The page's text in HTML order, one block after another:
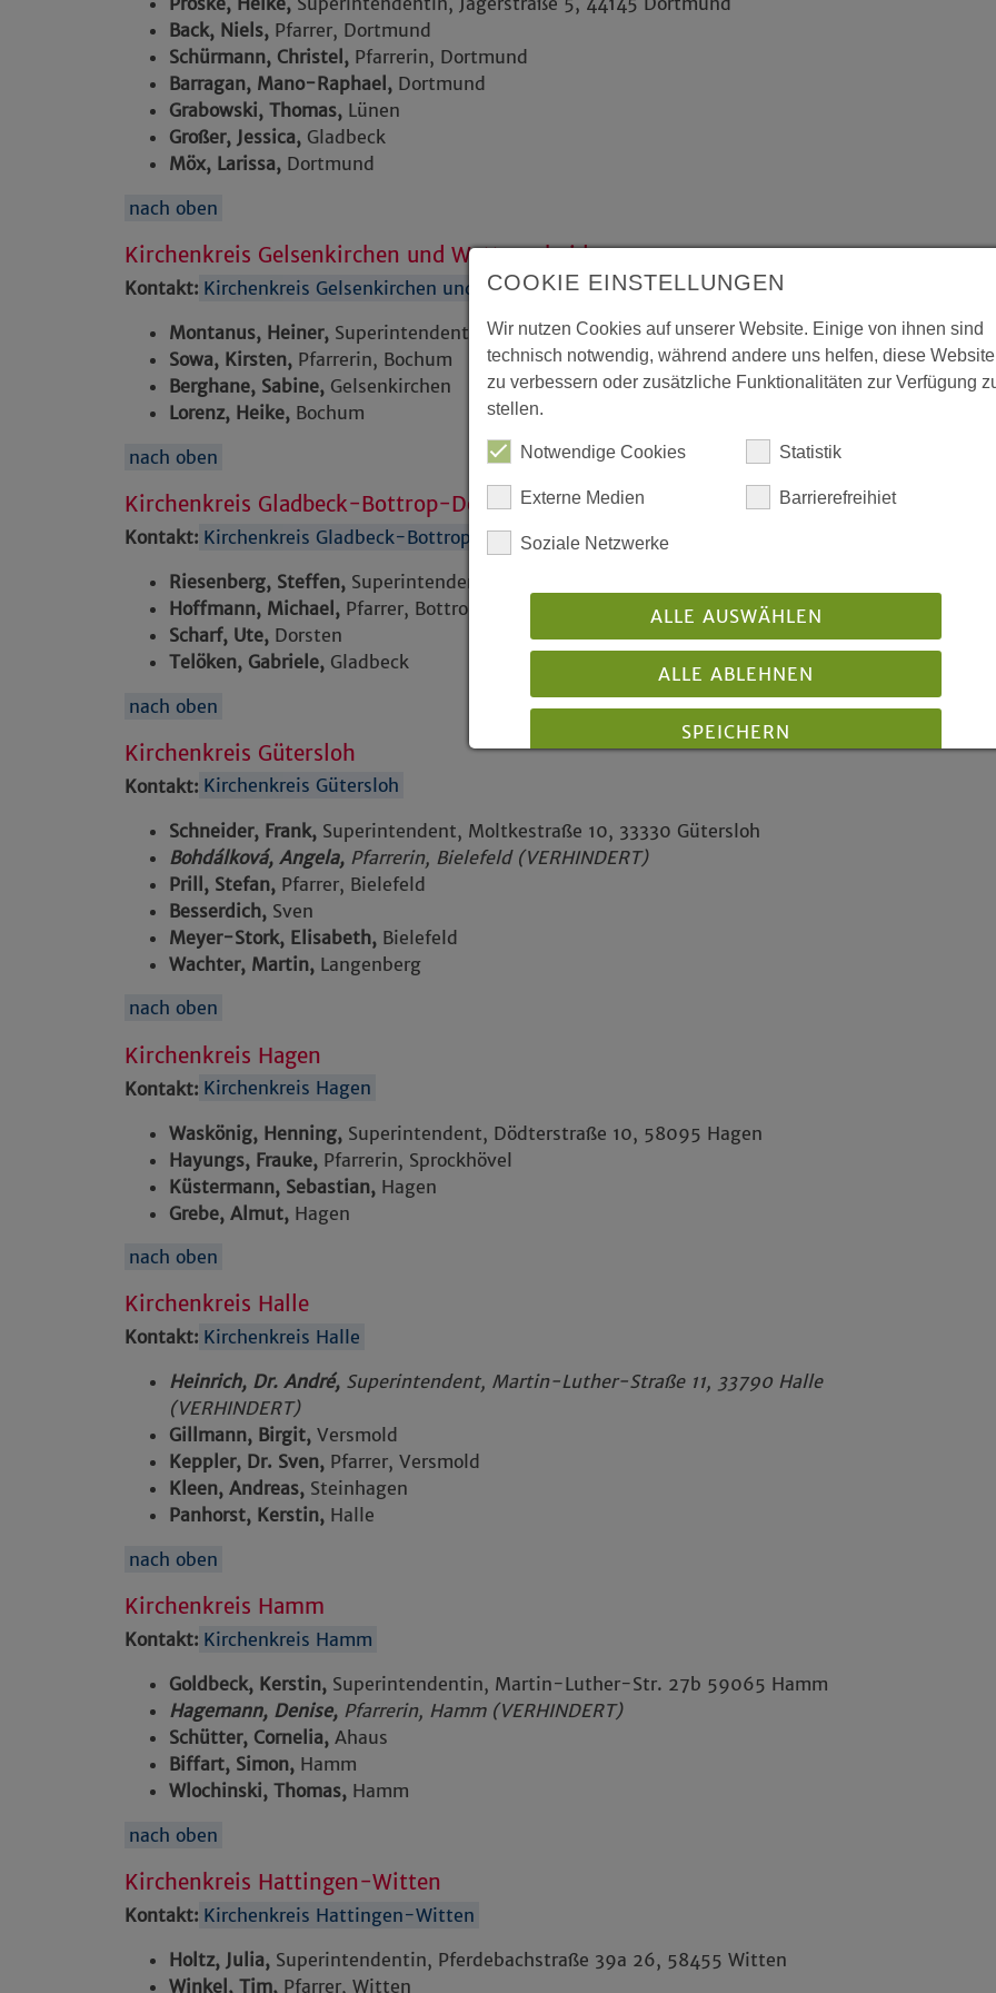
Back, Niels, Pfarrer, Dortmund
Schürmann, Christel, Pfarrerin, Dortmund
Barragan, Mano-Raphael, Dortmund
Grabowski, Thomas, Lünen
Großer, Jessica, Gladbeck
Möx, Larissa, Dortmund
nach oben
Kirchenkreis Gelsenkirchen und Wattenscheid
Kontakt: Kirchenkreis Gelsenkirchen und Wattenscheid
Montanus, Heiner, Superintendent, Pastoratstraße 10, 45879 Gelsenkirchen
Sowa, Kirsten, Pfarrerin, Bochum
Berghane, Sabine, Gelsenkirchen
Lorenz, Heike, Bochum
nach oben
Kirchenkreis Gladbeck-Bottrop-Dorsten
Kontakt: Kirchenkreis Gladbeck-Bottrop-Dorsten
Riesenberg, Steffen, Superintendent, Humboldtstraße 15, 45964 Gladbeck
Hoffmann, Michael, Pfarrer, Bottrop
Scharf, Ute, Dorsten
Telöken, Gabriele, Gladbeck
nach oben
Kirchenkreis Gütersloh
Kontakt: Kirchenkreis Gütersloh
Schneider, Frank, Superintendent, Moltkestraße 10, 33330 Gütersloh
Bohdálková, Angela, Pfarrerin, Bielefeld (VERHINDERT)
Prill, Stefan, Pfarrer, Bielefeld
Besserdich, Sven
Meyer-Stork, Elisabeth, Bielefeld
Wachter, Martin, Langenberg
nach oben
Kirchenkreis Hagen
Kontakt: Kirchenkreis Hagen
Waskönig, Henning, Superintendent, Dödterstraße 10, 58095 Hagen
Hayungs, Frauke, Pfarrerin, Sprockhövel
Küstermann, Sebastian, Hagen
Grebe, Almut, Hagen
nach oben
Kirchenkreis Halle
Kontakt: Kirchenkreis Halle
Heinrich, Dr. André, Superintendent, Martin-Luther-Straße 11, 33790 Halle
(VERHINDERT)
Gillmann, Birgit, Versmold
Keppler, Dr. Sven, Pfarrer, Versmold
Kleen, Andreas, Steinhagen
Panhorst, Kerstin, Halle
nach oben
Kirchenkreis Hamm
Kontakt: Kirchenkreis Hamm
Goldbeck, Kerstin, Superintendentin, Martin-Luther-Str. 27b 59065 Hamm
Hagemann, Denise, Pfarrerin, Hamm (VERHINDERT)
Schütter, Cornelia, Ahaus
Biffart, Simon, Hamm
Wlochinski, Thomas, Hamm
nach oben
Kirchenkreis Hattingen-Witten
Kontakt: Kirchenkreis Hattingen-Witten
Holtz, Julia, Superintendentin, Pferdebachstraße 39a 26, 58455 Witten
Winkel, Tim, Pfarrer, Witten
COOKIE EINSTELLUNGEN
Wir nutzen Cookies auf unserer Website. Einige von ihnen sind
technisch notwendig, während andere uns helfen, diese Website
zu verbessern oder zusätzliche Funktionalitäten zur Verfügung
stellen.
Notwendige Cookies Statistik
Externe Medien Barrierefreihiet
Soziale Netzwerke
ALLE AUSWÄHLEN
ALLE ABLEHNEN
SPEICHERN
Impressum|Datenschutz